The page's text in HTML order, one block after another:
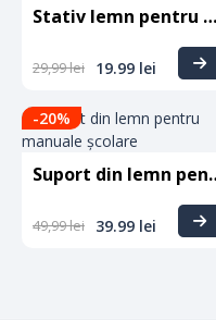
Stativ lemn pentru deodorant cu bilă
29,99lei 19.99 lei
-20%
Suport din
49,99lei 39.99 lei